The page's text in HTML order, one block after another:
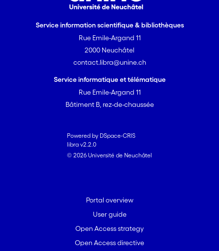
Service information scientifique & bibliothèques
Rue Emile-Argand 11
2000 Neuchâtel
contact.libra@unine.ch
Service informatique et télématique
Rue Emile-Argand 11
Bâtiment B, rez-de-chaussée
Powered by DSpace-CRIS
libra v2.2.0
© 2026 Université de Neuchâtel
Portal overview
User guide
Open Access strategy
Open Access directive